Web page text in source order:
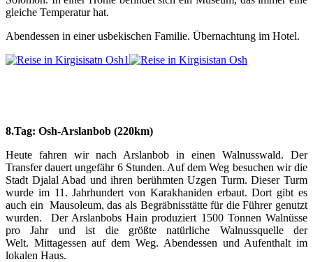
gleiche Temperatur hat.
Abendessen in einer usbekischen Familie. Übernachtung im Hotel.
8.Tag: Osh-Arslanbob (220km)
Heute fahren wir nach Arslanbob in einen Walnusswald. Der
Transfer dauert ungefähr 6 Stunden. Auf dem Weg besuchen wir die
Stadt Djalal Abad und ihren berühmten Uzgen Turm. Dieser Turm
wurde im 11. Jahrhundert von Karakhaniden erbaut. Dort gibt es
auch ein Mausoleum, das als Begräbnisstätte für die Führer genutzt
wurden. Der Arslanbobs Hain produziert 1500 Tonnen Walnüsse
pro Jahr und ist die größte natürliche Walnussquelle der
Welt. Mittagessen auf dem Weg. Abendessen und Aufenthalt im
lokalen Haus.